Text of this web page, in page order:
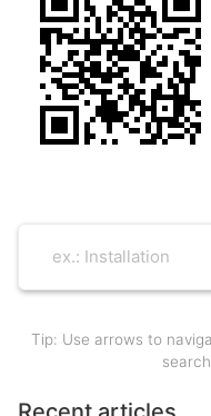
Tip: Use arrows to